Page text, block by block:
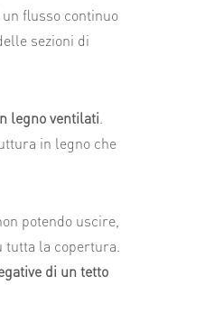
flusso continuo
sezioni di
legno ventilati
in legno che
potendo uscire,
tutta la copertura.
di un tetto